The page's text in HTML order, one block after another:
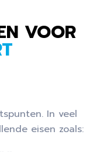
VOOR
In veel
eisen zoals: